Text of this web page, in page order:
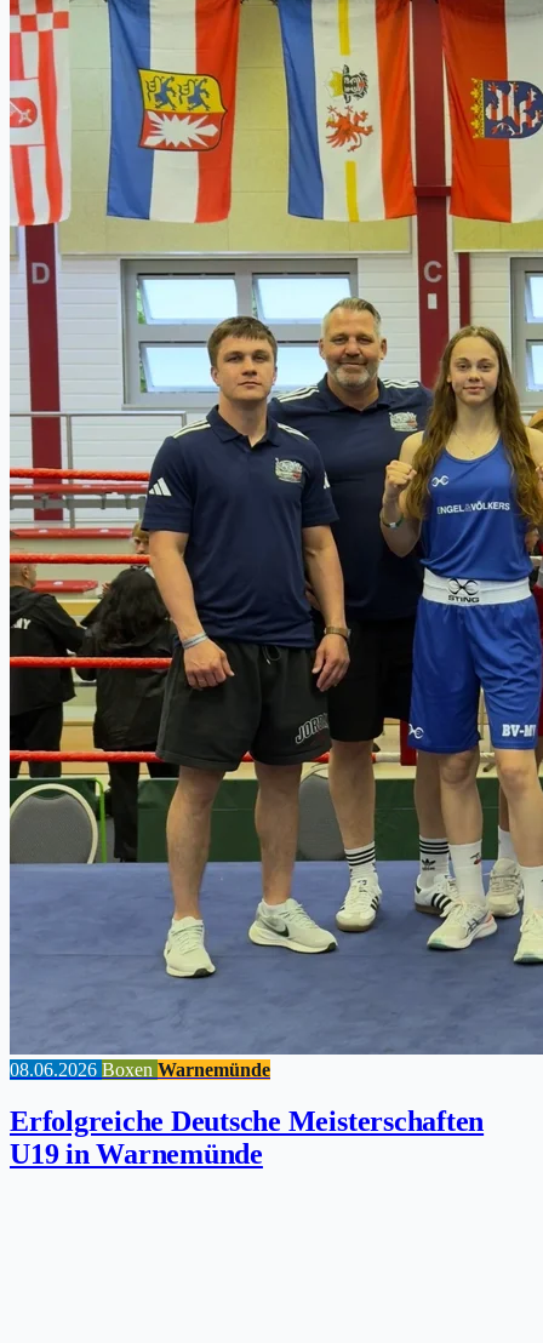
08.06.2026 Boxen Warnemünde
Erfolgreiche Deutsche Meisterschaften
U19 in Warnemünde